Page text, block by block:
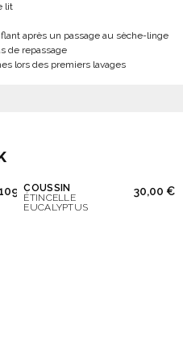
lit
après un passage au sèche-linge
de repassage
lors des premiers lavages
€
COUSSIN
ÉTINCELLE
EUCALYPTUS
30,00 €